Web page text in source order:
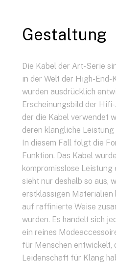
Gestaltung
Die Kabel der Art-Serie
in der Welt der High-End-
wurden ausdrücklich
Erscheinungsbild der
der die Kabel verwendet
deren klangliche Leistung
In diesem Fall folgt die
Funktion. Das Kabel
kompromisslose Leistung
sieht nur deshalb so aus,
erstklassigen Materialien
auf raffinierte Weise
wurden. Es handelt sich
ein reines
für Menschen entwickelt,
Leidenschaft für Klang